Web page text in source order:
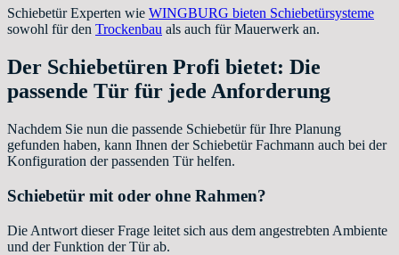
Schiebetür Experten wie WINGBURG bieten Schiebetürsysteme
sowohl für den Trockenbau als auch für Mauerwerk an.
Der Schiebetüren Profi bietet: Die
passende Tür für jede Anforderung
Nachdem Sie nun die passende Schiebetür für Ihre Planung
gefunden haben, kann Ihnen der Schiebetür Fachmann auch bei der
Konfiguration der passenden Tür helfen.
Schiebetür mit oder ohne Rahmen?
Die Antwort dieser Frage leitet sich aus dem angestrebten Ambiente
und der Funktion der Tür ab.